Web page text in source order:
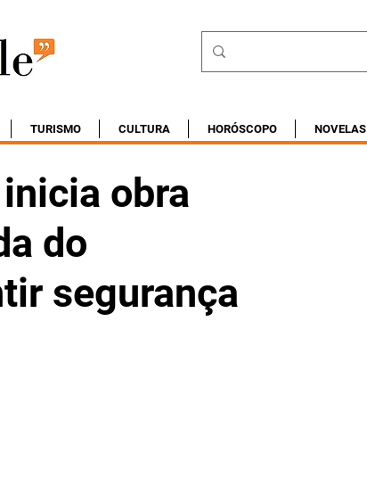
TURISMO CULTURA HORÓSCOPO NOVELAS
obra
do
segurança